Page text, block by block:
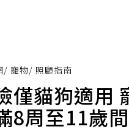
/ 寵物/ 照顧指南
僅貓狗適用
8周至11歲間